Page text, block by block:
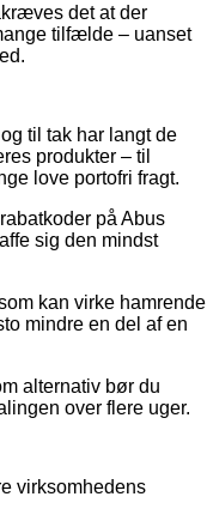
det at der
tilfælde – uanset
til tak har langt de
produkter – til
love portofri fragt.
på Abus
sig den mindst
kan virke hamrende
mindre en del af en
alternativ bør du
over flere uger.
virksomhedens